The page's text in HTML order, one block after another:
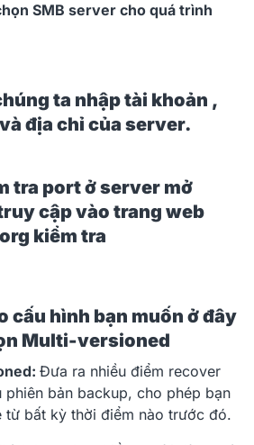
SMB server cho quá trình
ta nhập tài khoản ,
địa chỉ của server.
tra port ở server mở
cập vào trang web
kiểm tra
cấu hình bạn muốn ở đây
Multi-versioned
Đưa ra nhiều điểm recover
phiên bản backup, cho phép bạn
từ bất kỳ thời điểm nào trước đó.